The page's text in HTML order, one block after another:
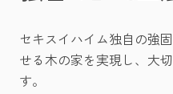
セキスイハイム独自の強
せる木の家を実現し、大
す。